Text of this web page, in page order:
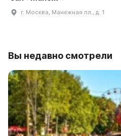
г. Москва, Манежная пл., д. 1
Вы недавно смотрели